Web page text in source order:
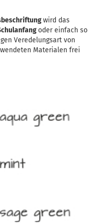
wird das
oder einfach so
Veredelungsart von
Materialen frei